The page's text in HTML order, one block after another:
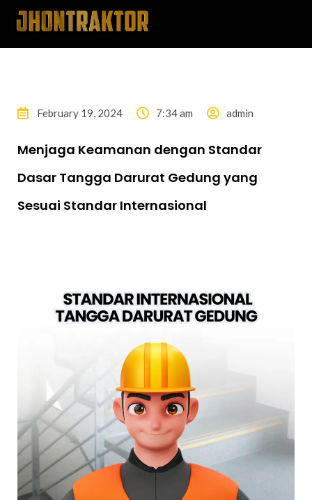
February 19, 2024 7:34 am admin
Menjaga Keamanan dengan Standar
Dasar Tangga Darurat Gedung yang
Sesuai Standar Internasional